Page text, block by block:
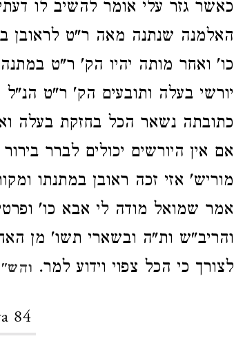
כאשר גזר עלי אומר להשיב לו
האלמנה שנתנה מאה ר"ט לראובן
כו' ואחר מותה יהיו הק' ר"ט
יורשי בעלה ותובעים הק' ר"ט
כתובתה נשאר הכל בחזקת בעלה
אם אין היורשים יכולים לברר
מוריש' אזי זכה ראובן במתנתו
אמר שמואל מודה לי אבא כו'
והריב"ש ות"ה ובשארי תשו' מן
לצורך כי הכל צפוי וידוע למר.
84